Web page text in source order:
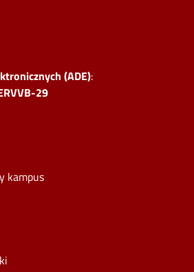
(ADE):
29
kampus